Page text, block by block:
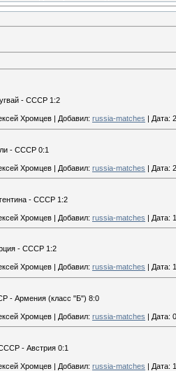
- СССР 1:2
Хромцев Добавил: russia-matches Дата:
- СССР 0:1
Хромцев | Добавил: russia-matches | Дата:
- СССР 1:2
Хромцев | Добавил: russia-matches | Дата:
- СССР 1:2
Хромцев Добавил: russia-matches Дата:
- Армения (класс "Б") 8:0
Хромцев | Добавил: russia-matches | Дата:
- Австрия 0:1
Хромцев | Добавил: russia-matches | Дата: